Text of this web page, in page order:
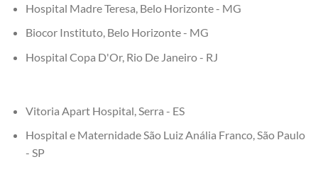
Hospital Madre Teresa, Belo Horizonte - MG
Biocor Instituto, Belo Horizonte - MG
Hospital Copa D'Or, Rio De Janeiro - RJ
Vitoria Apart Hospital, Serra - ES
Hospital e Maternidade São Luiz Anália Franco, São Paulo
- SP